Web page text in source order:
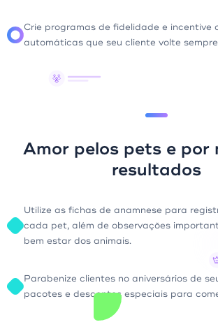
Crie programas de fidelidade e incentive
automáticas que seu cliente volte
Amor pelos pets e por
resultados
Utilize as fichas de anamnese para
cada pet, além de observações
bem estar dos animais.
Parabenize clientes no aniversários de
pacotes e descontos especiais para